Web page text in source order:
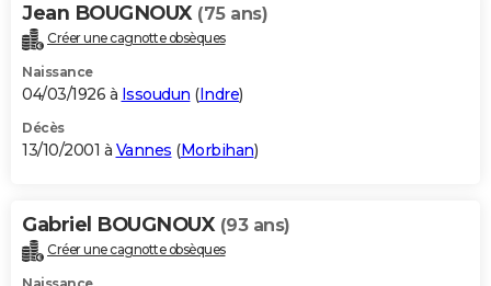
Jean BOUGNOUX (75 ans)
Créer une cagnotte obsèques
Naissance
04/03/1926 à Issoudun (Indre)
Décès
13/10/2001 à Vannes (Morbihan)
Gabriel BOUGNOUX (93 ans)
Créer une cagnotte obsèques